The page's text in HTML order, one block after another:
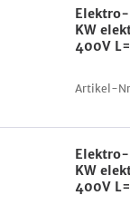
KW
400V
Artikel-
KW
400V